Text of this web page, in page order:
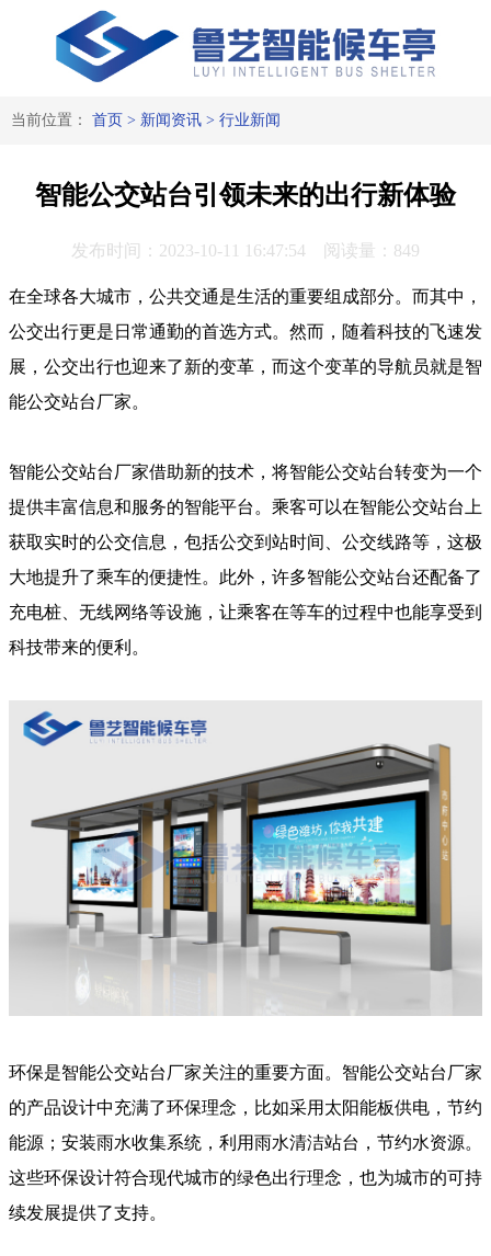
当前位置： 首页 > 新闻资讯> 行业新闻
智能公交站台引领未来的出行新体验
发布时间：2023-10-11 16:47:54 阅读量：849
在全球各大城市，公共交通是生活的重要组成部分。而其中，
公交出行更是日常通勤的首选方式。然而，随着科技的飞速发
展，公交出行也迎来了新的变革，而这个变革的导航员就是智
能公交站台厂家。
智能公交站台厂家借助新的技术，将智能公交站台转变为一个
提供丰富信息和服务的智能平台。乘客可以在智能公交站台上
获取实时的公交信息，包括公交到站时间、公交线路等，这极
大地提升了乘车的便捷性。此外，许多智能公交站台还配备了
充电桩、无线网络等设施，让乘客在等车的过程中也能享受到
科技带来的便利。
环保是智能公交站台厂家关注的重要方面。智能公交站台厂家
的产品设计中充满了环保理念，比如采用太阳能板供电，节约
能源；安装雨水收集系统，利用雨水清洁站台，节约水资源。
这些环保设计符合现代城市的绿色出行理念，也为城市的可持
续发展提供了支持。